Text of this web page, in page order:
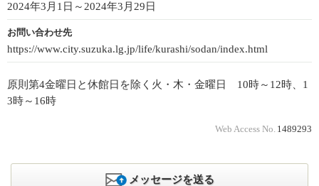
2024年3月1日～2024年3月29日
お問い合わせ先
https://www.city.suzuka.lg.jp/life/kurashi/sodan/index.html
原則第4金曜日と休館日を除く火・木・金曜日 10時～12時、1
3時～16時
Web Access No. 1489293
メッセージを送る